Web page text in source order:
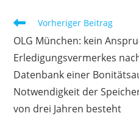
Weitere
ansehen
Vorheriger Beitrag
OLG München: kein
Erledigungsvermerkes
Datenbank einer
Notwendigkeit der
von drei Jahren besteht